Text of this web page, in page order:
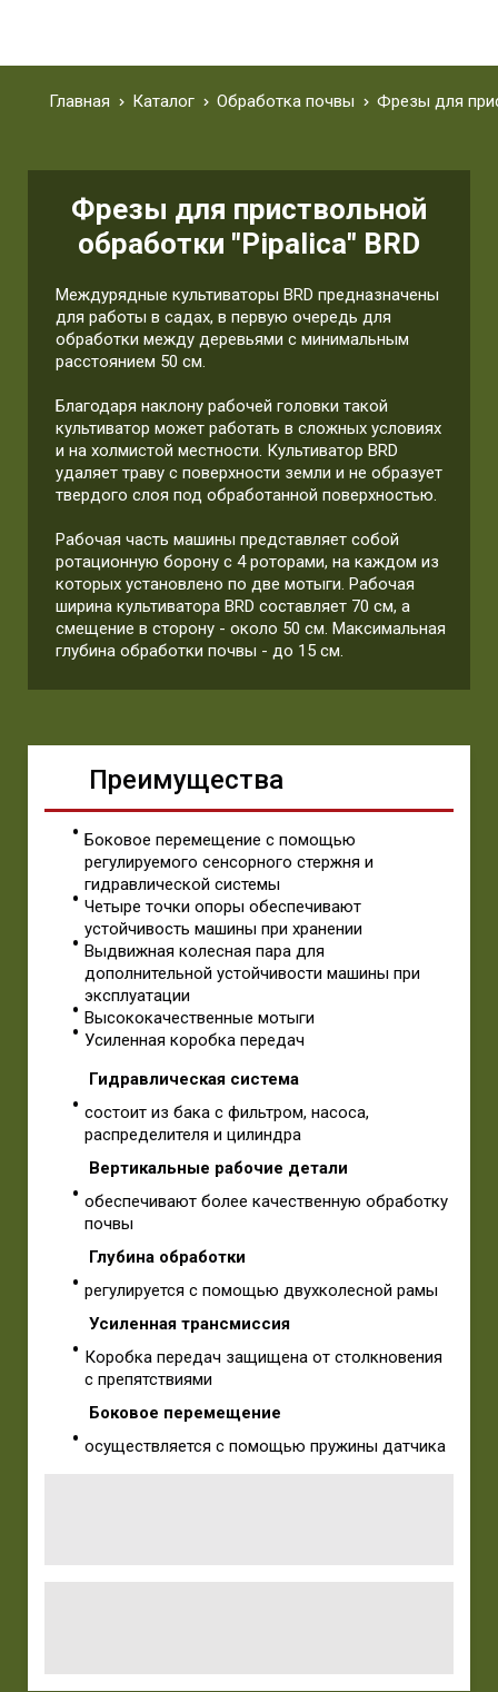
Главная Каталог Обработка почвы Фрезы для
Фрезы для приствольной
обработки "Pipalica" BRD
Междурядные культиваторы BRD предназначены
для работы в садах, в первую очередь для
обработки между деревьями с минимальным
расстоянием 50 см.
Благодаря наклону рабочей головки такой
культиватор может работать в сложных условиях
и на холмистой местности. Культиватор BRD
удаляет траву с поверхности земли и не образует
твердого слоя под обработанной поверхностью.
Рабочая часть машины представляет собой
ротационную борону с 4 роторами, на каждом из
которых установлено по две мотыги. Рабочая
ширина культиватора BRD составляет 70 см, а
смещение в сторону - около 50 см. Максимальная
глубина обработки почвы - до 15 см.
Преимущества
Боковое перемещение с помощью
регулируемого сенсорного стержня и
гидравлической системы
Четыре точки опоры обеспечивают
устойчивость машины при хранении
Выдвижная колесная пара для
дополнительной устойчивости машины при
эксплуатации
Высококачественные мотыги
Усиленная коробка передач
Гидравлическая система
состоит из бака с фильтром, насоса,
распределителя и цилиндра
Вертикальные рабочие детали
обеспечивают более качественную обработку
почвы
Глубина обработки
регулируется с помощью двухколесной рамы
Усиленная трансмиссия
Коробка передач защищена от столкновения
с препятствиями
Боковое перемещение
осуществляется с помощью пружины датчика